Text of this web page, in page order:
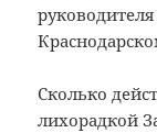
Сколько
лихорадкой